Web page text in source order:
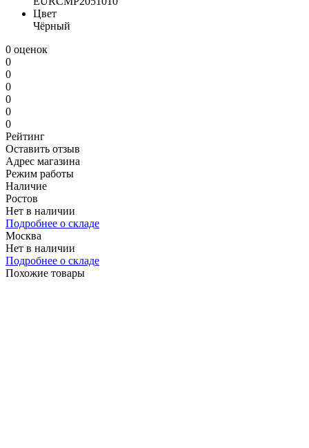
Цвет
Чёрный
0 оценок
0
0
0
0
0
0
Рейтинг
Оставить отзыв
Адрес магазина
Режим работы
Наличие
Ростов
Нет в наличии
Подробнее о складе
Москва
Нет в наличии
Подробнее о складе
Похожие товары